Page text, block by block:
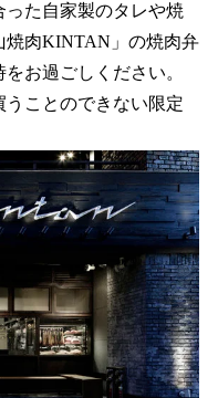
た自家製のタレや焼
焼肉KINTAN」の焼肉弁
お過ごしください。
うことのできない限定